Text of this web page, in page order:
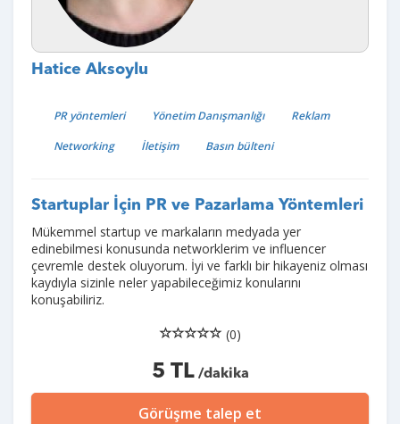
Hatice Aksoylu
PR yöntemleri Yönetim Danışmanlığı
Reklam
Networking
İletişim Basın bülteni
Startuplar İçin PR ve Pazarlama Yöntemleri
Mükemmel startup ve markaların medyada yer
edinebilmesi konusunda networklerim ve influencer
çevremle destek oluyorum. İyi ve farklı bir hikayeniz olması
kaydıyla sizinle neler yapabileceğimiz konularını
konuşabiliriz.
(0)
5 TL/dakika
Görüşme talep et